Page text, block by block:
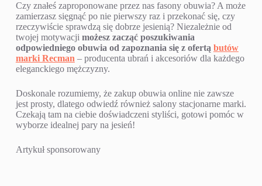
Czy znałeś zaproponowane przez nas fasony obuwia? A może
zamierzasz sięgnąć po nie pierwszy raz i przekonać się, czy
rzeczywiście sprawdzą się dobrze jesienią? Niezależnie od
twojej motywacji możesz zacząć poszukiwania
odpowiedniego obuwia od zapoznania się z ofertą butów
marki Recman – producenta ubrań i akcesoriów dla każdego
eleganckiego mężczyzny.
Doskonale rozumiemy, że zakup obuwia online nie zawsze
jest prosty, dlatego odwiedź również salony stacjonarne marki.
Czekają tam na ciebie doświadczeni styliści, gotowi pomóc w
wyborze idealnej pary na jesień!
Artykuł sponsorowany